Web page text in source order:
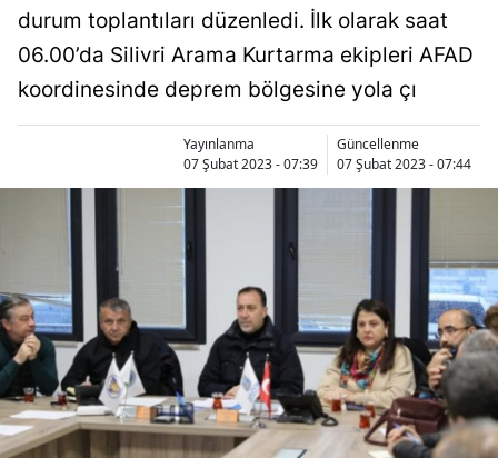
durum toplantıları düzenledi. İlk olarak saat
06.00’da Silivri Arama Kurtarma ekipleri AFAD
koordinesinde deprem bölgesine yola çı
Yayınlanma
07 Şubat 2023 - 07:39
Güncellenme
07 Şubat 2023 - 07:44